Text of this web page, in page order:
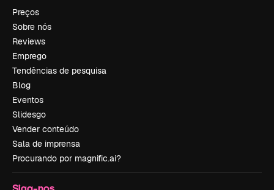
Preços
Sobre nós
Reviews
Emprego
Tendências de pesquisa
Blog
Eventos
Slidesgo
Vender conteúdo
Sala de imprensa
Procurando por magnific.ai?